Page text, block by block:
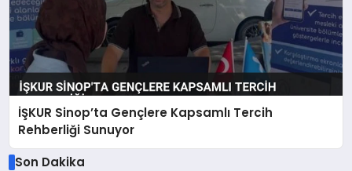
İŞKUR Sinop’ta Gençlere Kapsamlı Tercih
Rehberliği Sunuyor
Son Dakika